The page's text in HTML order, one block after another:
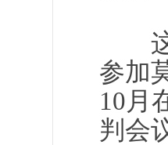
这
参加
10月
判会